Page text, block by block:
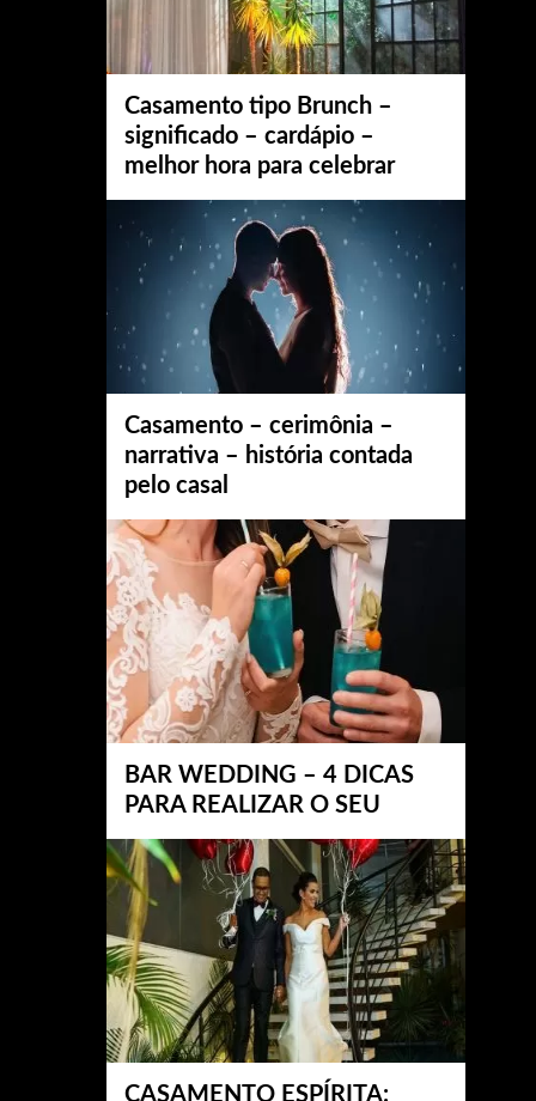
Casamento tipo Brunch –
significado – cardápio –
melhor hora para celebrar
Casamento – cerimônia –
narrativa – história contada
pelo casal
BAR WEDDING – 4 DICAS
PARA REALIZAR O SEU
CASAMENTO ESPÍRITA: